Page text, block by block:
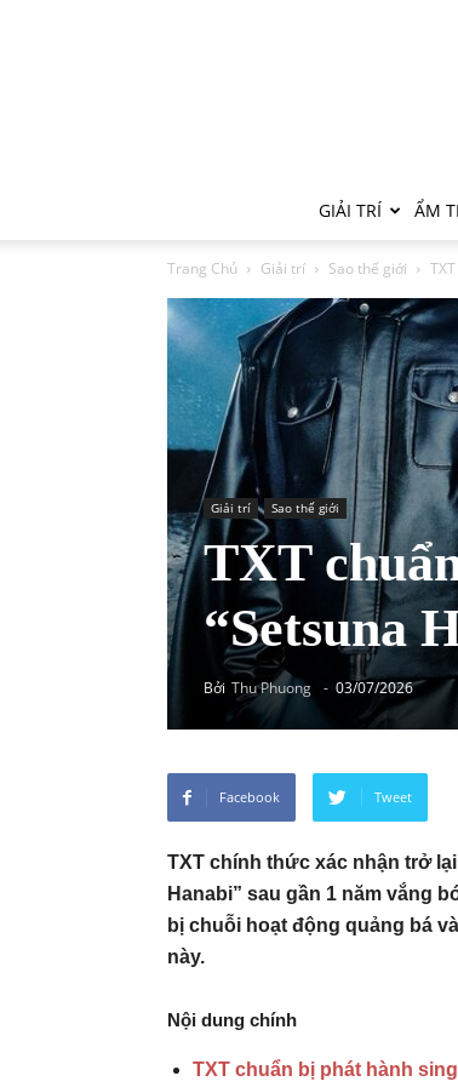
GIẢI TRÍ ẨM
Trang Chủ Giải trí Sao thế giới
Giải trí Sao thế giới
TXT
“Setsuna
Bởi Thu Phuong - 03/07/2026
Facebook Tweet
TXT chính thức xác nhận trở
Hanabi” sau gần 1 năm vắng
bị chuỗi hoạt động quảng bá
này.
Nội dung chính
TXT chuẩn bị phát hành